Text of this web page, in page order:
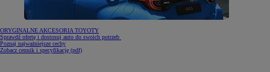
ORYGINALNE AKCESORIA TOYOTY
Sprawdź ofertę i dostosuj auto do swoich potrzeb
Poznaj najważniejsze cechy
Zobacz cennik i specyfikację (pdf)(Opens in new window)